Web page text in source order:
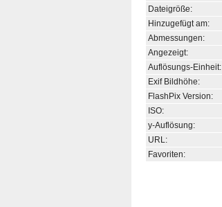
Dateigröße:
Hinzugefügt am:
Abmessungen:
Angezeigt:
Auflösungs-Einheit:
Exif Bildhöhe:
FlashPix Version:
ISO:
y-Auflösung:
URL:
Favoriten: